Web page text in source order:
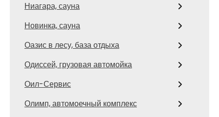
Ниагара, сауна
Новинка, сауна
Оазис в лесу, база отдыха
Одиссей, грузовая автомойка
Оил-Сервис
Олимп, автомоечный комплекс